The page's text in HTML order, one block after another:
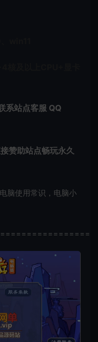
系站点客服 QQ
赞助站点畅玩永久
脑使用常识，电脑小